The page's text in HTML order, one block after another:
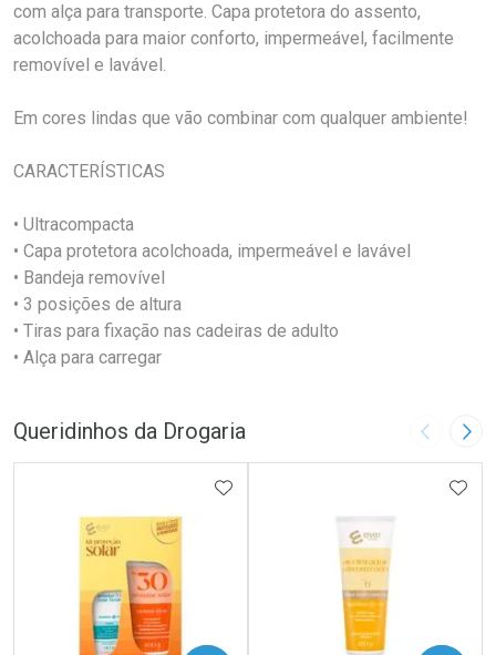
com alça para transporte. Capa protetora do assento,
acolchoada para maior conforto, impermeável, facilmente
removível e lavável.
Em cores lindas que vão combinar com qualquer ambiente!
CARACTERÍSTICAS
• Ultracompacta
• Capa protetora acolchoada, impermeável e lavável
• Bandeja removível
• 3 posições de altura
• Tiras para fixação nas cadeiras de adulto
• Alça para carregar
Queridinhos da Drogaria Imagem
ADICIONAR AOS FAVORITOS